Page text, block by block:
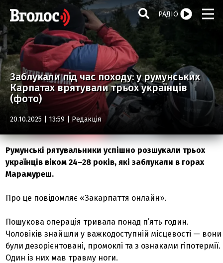
РАДІО
Заблукали під час походу: у румунських
Карпатах врятували трьох українців
(фото)
20.10.2025 | 13:59 | Редакція
Румунські рятувальники успішно розшукали трьох
українців віком 24–28 років, які заблукали в горах
Марамуреш.
Про це повідомляє «Закарпаття онлайн».
Пошукова операція тривала понад п’ять годин.
Чоловіків знайшли у важкодоступній місцевості — вони
були дезорієнтовані, промоклі та з ознаками гіпотермії.
Один із них мав травму ноги.